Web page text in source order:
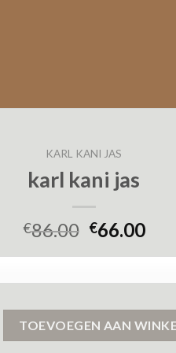
KARL KANI JAS
karl kani jas
€86.00 €66.00
TOEVOEGEN AAN